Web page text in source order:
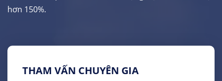
THAM VẤN CHUYÊN GIA
hơn 150%.